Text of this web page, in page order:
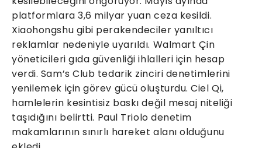
platformlara 3,6 milyar yuan ceza kesildi.
Xiaohongshu gibi perakendeciler yanıltıcı
reklamlar nedeniyle uyarıldı. Walmart Çin
yöneticileri gıda güvenliği ihlalleri için hesap
verdi. Sam’s Club tedarik zinciri denetimlerini
yenilemek için görev gücü oluşturdu. Ciel Qi,
hamlelerin kesintisiz baskı değil mesaj niteliği
taşıdığını belirtti. Paul Triolo denetim
makamlarının sınırlı hareket alanı olduğunu